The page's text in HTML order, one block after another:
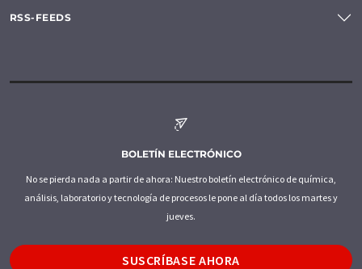
RSS-FEEDS
BOLETÍN ELECTRÓNICO
No se pierda nada a partir de ahora: Nuestro boletín electrónico de química,
análisis, laboratorio y tecnología de procesos le pone al día todos los martes y
jueves.
SUSCRÍBASE AHORA